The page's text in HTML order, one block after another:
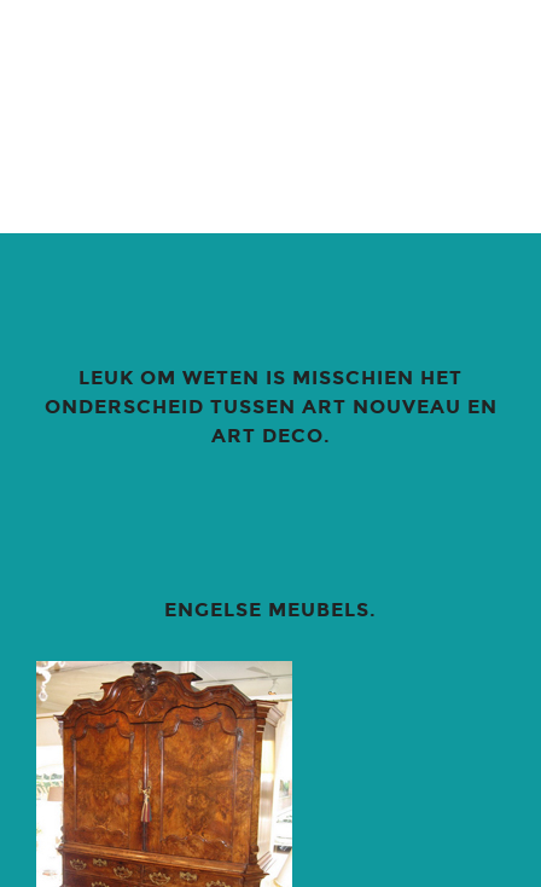
LEUK OM WETEN IS MISSCHIEN HET
ONDERSCHEID TUSSEN ART NOUVEAU EN
ART DECO.
ENGELSE MEUBELS.